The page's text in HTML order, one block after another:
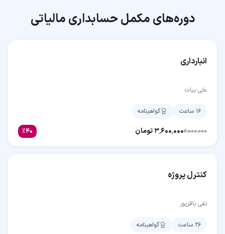
دوره‌های مکملحسابداری مالیاتی
انبارداری
علی بیات
۱۶ ساعت گواهینامه
۶٬۰۰۰٬۰۰۰۳٬۶۰۰٬۰۰۰تومان ٪۴۰
کنترل پروژه
تقی باقرپور
۲۶ ساعت گواهینامه